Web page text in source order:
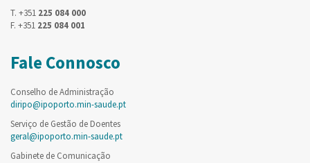
T. +351 225 084 000
F. +351 225 084 001
Fale Connosco
Conselho de Administração
diripo@ipoporto.min-saude.pt
Serviço de Gestão de Doentes
geral@ipoporto.min-saude.pt
Gabinete de Comunicação